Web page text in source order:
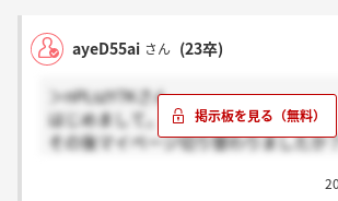
ayeD55ai さん (23卒)
＞nPLszY7Kさん
はじめまして。リプ失礼します。
その後マイページ切り替わりましたか
てサイレントという認識で良いのか悩